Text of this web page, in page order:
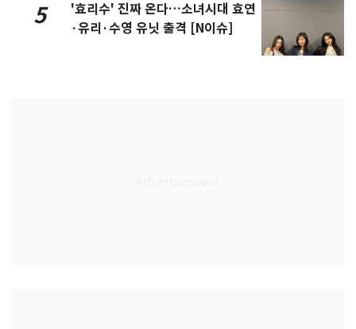
5
'효리수' 진짜 온다…소녀시대 효연
·유리·수영 유닛 출격 [N이슈]